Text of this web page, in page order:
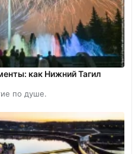
как Нижний Тагил
по душе.